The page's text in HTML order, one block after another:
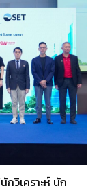
วิเคราะห์ นัก